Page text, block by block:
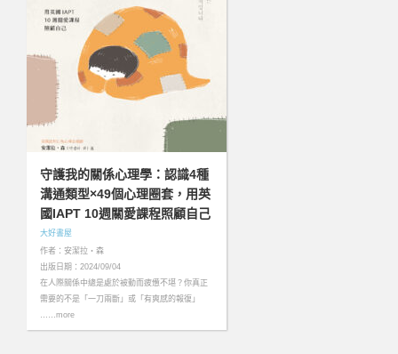
守護我的關係心理學：認識4種
溝通類型×49個心理圈套，用英
國IAPT 10週關愛課程照顧自己
大好書屋
作者：安潔拉・森
出版日期：2024/09/04
在人際關係中總是處於被動而疲憊不堪？你真正
需要的不是「一刀兩斷」或「有爽感的報復」
……more